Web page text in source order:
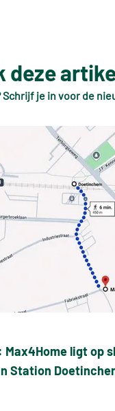
deze
Schrijf je in voor de
Max4Home ligt op
Station